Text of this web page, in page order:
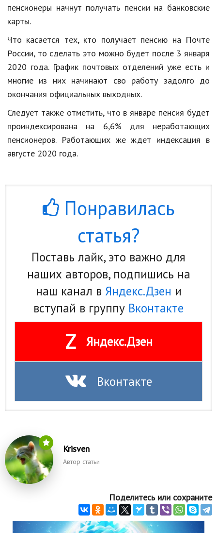
Психология и отношения
Творчество и рукоделие
Разное
Работа и бизнес
Животные
Еда и напитки
Праздники и подарки
Кинематограф
Семья и дети
Путешествия
Культура и общество
Мода и стиль
Бизнес
Хобби и развлечения
Юриспруденция
пенсионеры начнут получать пенсии на банковские
карты.
Что касается тех, кто получает пенсию на Почте
России, то сделать это можно будет после 3 января
2020 года. График почтовых отделений уже есть и
многие из них начинают сво работу задолго до
окончания официальных выходных.
Следует также отметить, что в январе пенсия будет
проиндексирована на 6,6% для неработающих
пенсионеров. Работающих же ждет индексация в
августе 2020 года.
Понравилась
статья?
Поставь лайк, это важно для
наших авторов, подпишись на
наш канал в Яндекс.Дзен и
вступай в группу Вконтакте
Z Яндекс.Дзен
Вконтакте
Krisven
Автор статьи
Поделитесь или сохраните